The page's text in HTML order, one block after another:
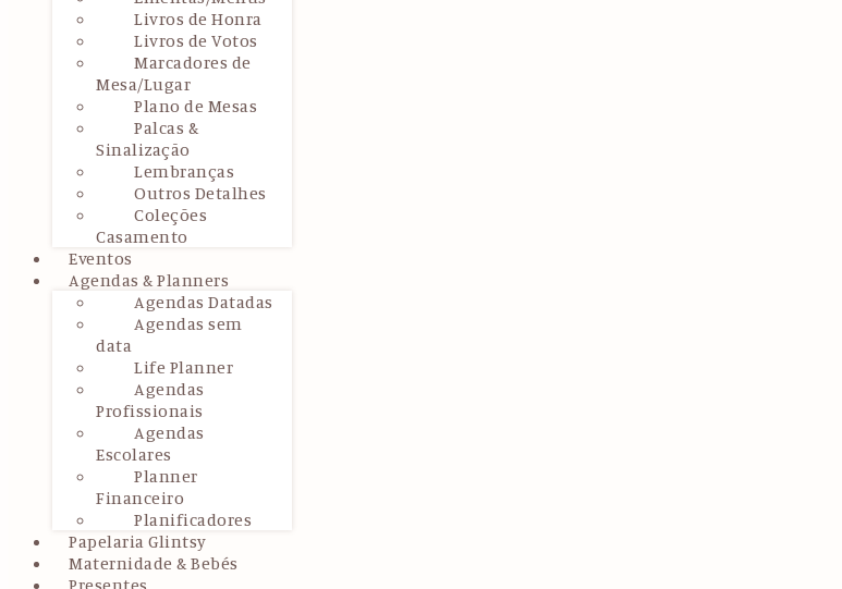
Livros de Honra
Livros de Votos
Marcadores de
Mesa/Lugar
Plano de Mesas
Palcas &
Sinalização
Lembranças
Outros Detalhes
Coleções
Casamento
Eventos
Agendas & Planners
Agendas Datadas
Agendas sem
data
Life Planner
Agendas
Profissionais
Agendas
Escolares
Planner
Financeiro
Planificadores
Papelaria Glintsy
Maternidade & Bebés
Presentes